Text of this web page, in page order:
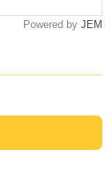
Powered by JEM